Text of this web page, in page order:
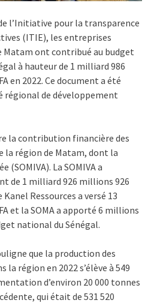
l’Initiative pour la transparence
(ITIE), les entreprises
Matam ont contribué au budget
à hauteur de 1 milliard 986
en 2022. Ce document a été
régional de développement
la contribution financière des
la région de Matam, dont la
(SOMIVA). La SOMIVA a
de 1 milliard 926 millions 926
Ressources a versé 13
et la SOMA a apporté 6 millions
national du Sénégal.
que la production des
région en 2022 s’élève à 549
d’environ 20 000 tonnes
qui était de 531 520